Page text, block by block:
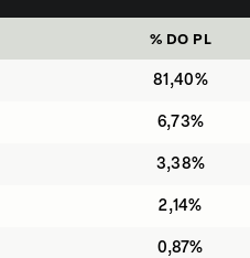
% DO PL
81,40%
6,73%
3,38%
2,14%
0,87%